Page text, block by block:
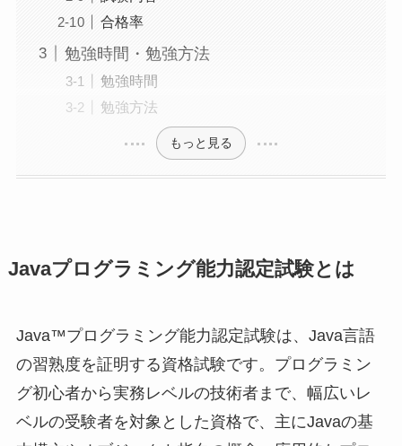
合格率
勉強時間・勉強方法
勉強時間
勉強方法
もっと見る
Javaプログラミング能力認定試験とは
Java™プログラミング能力認定試験は、Java言語
の習熟度を証明する資格試験です。プログラミン
グ初心者から実務レベルの技術者まで、幅広いレ
ベルの受験者を対象とした資格で、主にJavaの基